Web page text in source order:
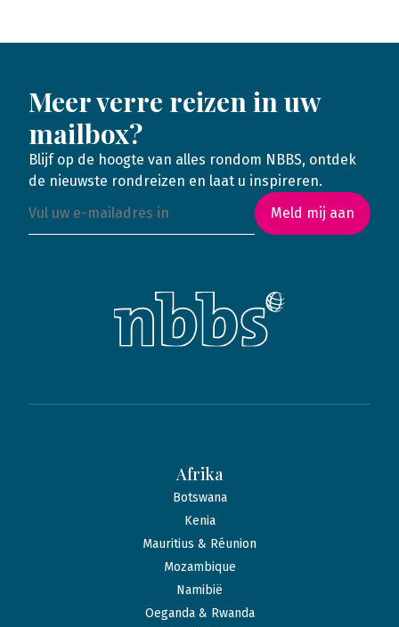
Meer verre reizen in uw
mailbox?
Blijf op de hoogte van alles rondom NBBS, ontdek
de nieuwste rondreizen en laat u inspireren.
Meld mij aan
Afrika
Botswana
Kenia
Mauritius & Réunion
Mozambique
Namibië
Oeganda & Rwanda